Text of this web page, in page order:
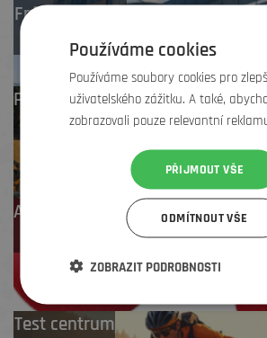
Frýdek-Místek
Zlín
Profesionální záruční
i pozáruční servis
Až 4 % cashback
na další nákup
Test centrum
Používáme cookies
Používáme soubory cookies pro
uživatelského zážitku. A také,
zobrazovali pouze relevantní
PŘIJMOUT VŠE
ODMÍTNOUT VŠE
ZOBRAZIT PODROBNOSTI